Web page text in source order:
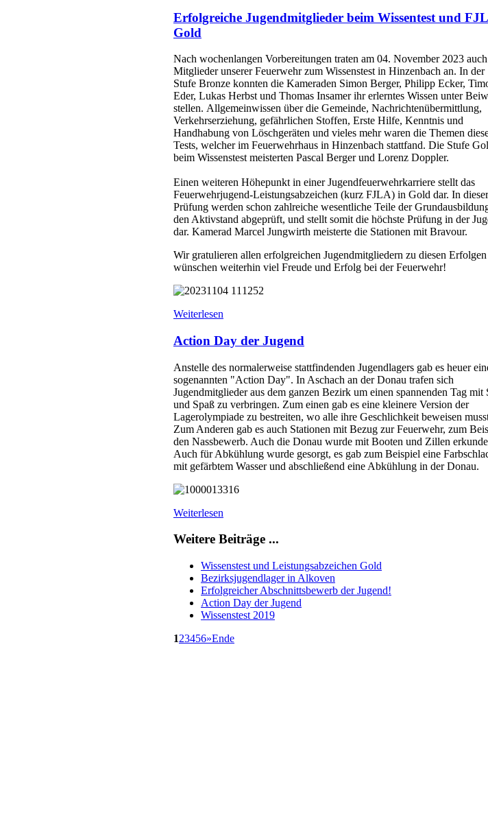
Erfolgreiche Jugendmitglieder beim Wissentest und
Gold
Nach wochenlangen Vorbereitungen traten am 04. November 2023 auch
Mitglieder unserer Feuerwehr zum Wissenstest in Hinzenbach an. In der
Stufe Bronze konnten die Kameraden Simon Berger, Philipp Ecker,
Eder, Lukas Herbst und Thomas Insamer ihr erlerntes Wissen unter
stellen. Allgemeinwissen über die Gemeinde, Nachrichtenübermittlung,
Verkehrserziehung, gefährlichen Stoffen, Erste Hilfe, Kenntnis und
Handhabung von Löschgeräten und vieles mehr waren die Themen
Tests, welcher im Feuerwehrhaus in Hinzenbach stattfand. Die Stufe
beim Wissenstest meisterten Pascal Berger und Lorenz Doppler.
Einen weiteren Höhepunkt in einer Jugendfeuerwehrkarriere stellt das
Feuerwehrjugend-Leistungsabzeichen (kurz FJLA) in Gold dar. In dieser
Prüfung werden schon zahlreiche wesentliche Teile der
den Aktivstand abgeprüft, und stellt somit die höchste Prüfung in der
dar. Kamerad Marcel Jungwirth meisterte die Stationen mit Bravour.
Wir gratulieren allen erfolgreichen Jugendmitgliedern zu diesen
wünschen weiterhin viel Freude und Erfolg bei der Feuerwehr!
Weiterlesen
Action Day der Jugend
Anstelle des normalerweise stattfindenden Jugendlagers gab es heuer
sogenannten "Action Day". In Aschach an der Donau trafen sich
Jugendmitglieder aus dem ganzen Bezirk um einen spannenden Tag mit
und Spaß zu verbringen. Zum einen gab es eine kleinere Version der
Lagerolympiade zu bestreiten, wo alle ihre Geschlichkeit beweisen
Zum Anderen gab es auch Stationen mit Bezug zur Feuerwehr, zum
den Nassbewerb. Auch die Donau wurde mit Booten und Zillen
Auch für Abkühlung wurde gesorgt, es gab zum Beispiel eine
mit gefärbtem Wasser und abschließend eine Abkühlung in der Donau.
Weiterlesen
Weitere Beiträge ...
Wissenstest und Leistungsabzeichen Gold
Bezirksjugendlager in Alkoven
Erfolgreicher Abschnittsbewerb der Jugend!
Action Day der Jugend
Wissenstest 2019
123456»Ende